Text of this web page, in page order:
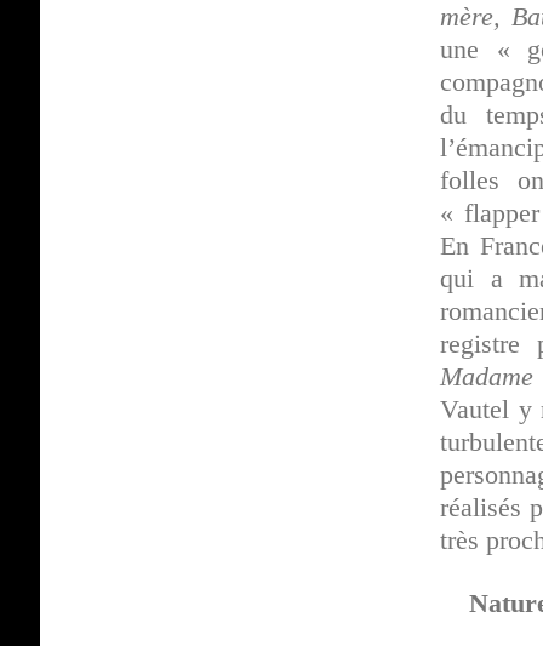
mère,
une «
du
folles
«
En
qui a
registre
Vautel y
réalisés
très